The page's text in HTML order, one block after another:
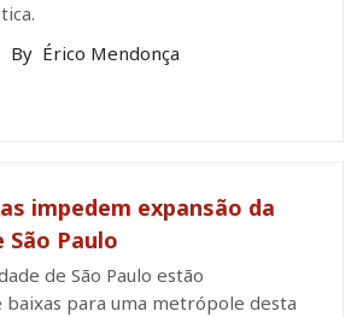
By Érico Mendonça
impedem expansão da
Paulo
de São Paulo estão
para uma metrópole desta